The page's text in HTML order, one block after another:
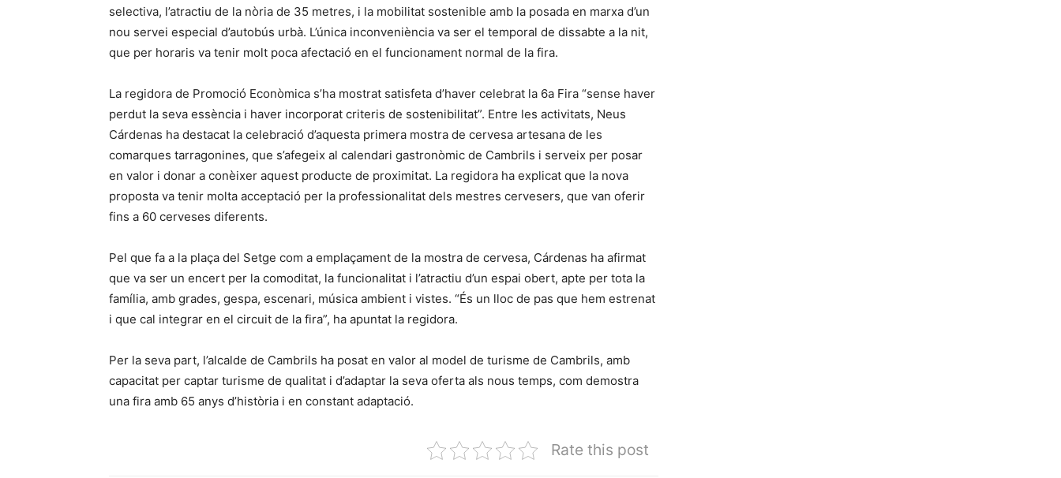
selectiva, l’atractiu de la nòria de 35 metres, i la mobilitat sostenible amb la posada en marxa d’un
nou servei especial d’autobús urbà. L’única inconveniència va ser el temporal de dissabte a la nit,
que per horaris va tenir molt poca afectació en el funcionament normal de la fira.
La regidora de Promoció Econòmica s’ha mostrat satisfeta d’haver celebrat la 6a Fira “sense haver
perdut la seva essència i haver incorporat criteris de sostenibilitat”. Entre les activitats, Neus
Cárdenas ha destacat la celebració d’aquesta primera mostra de cervesa artesana de les
comarques tarragonines, que s’afegeix al calendari gastronòmic de Cambrils i serveix per posar
en valor i donar a conèixer aquest producte de proximitat. La regidora ha explicat que la nova
proposta va tenir molta acceptació per la professionalitat dels mestres cervesers, que van oferir
fins a 60 cerveses diferents.
Pel que fa a la plaça del Setge com a emplaçament de la mostra de cervesa, Cárdenas ha afirmat
que va ser un encert per la comoditat, la funcionalitat i l’atractiu d’un espai obert, apte per tota la
família, amb grades, gespa, escenari, música ambient i vistes. “És un lloc de pas que hem estrenat
i que cal integrar en el circuit de la fira”, ha apuntat la regidora.
Per la seva part, l’alcalde de Cambrils ha posat en valor al model de turisme de Cambrils, amb
capacitat per captar turisme de qualitat i d’adaptar la seva oferta als nous temps, com demostra
una fira amb 65 anys d’història i en constant adaptació.
Rate this post